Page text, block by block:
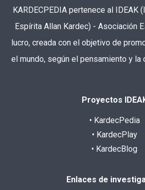
KARDECPEDIA pertenece al IDEAK
Espírita Allan Kardec) - Asociación
lucro, creada con el objetivo de
el mundo, según el pensamiento y la
Proyectos
• KardecPedia
• KardecPlay
• KardecBlog
Enlaces de